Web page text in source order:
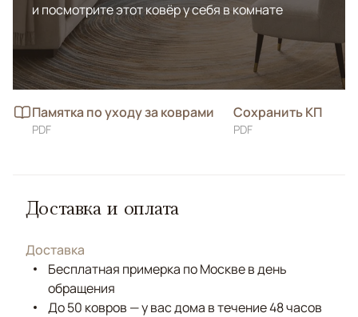
и посмотрите этот ковёр у себя в комнате
Памятка по уходу за коврами
PDF
Сохранить КП
PDF
Доставка и оплата
Доставка
Бесплатная примерка по Москве в день
обращения
До 50 ковров — у вас дома в течение 48 часов